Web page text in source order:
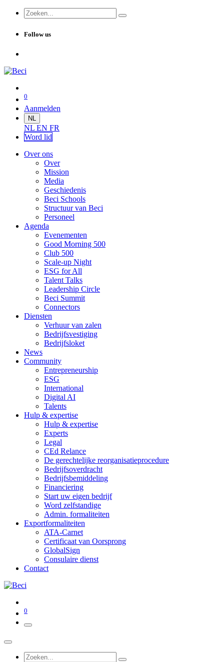
Follow us
0
Aanmelden
NL
NL EN FR
Word lid
Over ons
Over
Mission
Media
Geschiedenis
Beci Schools
Structuur van Beci
Personeel
Agenda
Evenementen
Good Morning 500
Club 500
Scale-up Night
ESG for All
Talent Talks
Leadership Circle
Beci Summit
Connectors
Diensten
Verhuur van zalen
Bedrijfsvestiging
Bedrijfsloket
News
Community
Entrepreneurship
ESG
International
Digital AI
Talents
Hulp & expertise
Hulp & expertise
Experts
Legal
CEd Relance
De gerechtelijke reorganisatieprocedure
Bedrijfsoverdracht
Bedrijfsbemiddeling
Financiering
Start uw eigen bedrijf
Word zelfstandige
Admin. formaliteiten
Exportformaliteiten
ATA-Carnet
Certificaat van Oorsprong
GlobalSign
Consulaire dienst
Contact
0